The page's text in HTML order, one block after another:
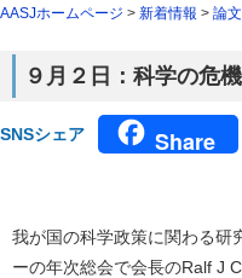
AASJホームページ > 新着情報 > 論
９月２日：科学の危
SNSシェア Share
我が国の科学政策に関わる研
ーの年次総会で会長のRalf J